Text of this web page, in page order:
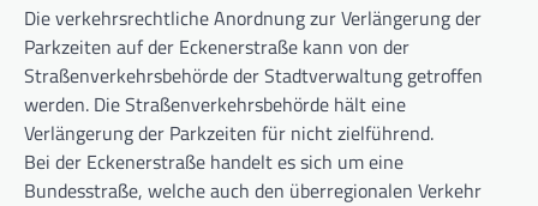
Die verkehrsrechtliche Anordnung zur Verlängerung der
Parkzeiten auf der Eckenerstraße kann von der
Straßenverkehrsbehörde der Stadtverwaltung getroffen
werden. Die Straßenverkehrsbehörde hält eine
Verlängerung der Parkzeiten für nicht zielführend.
Bei der Eckenerstraße handelt es sich um eine
Bundesstraße, welche auch den überregionalen Verkehr